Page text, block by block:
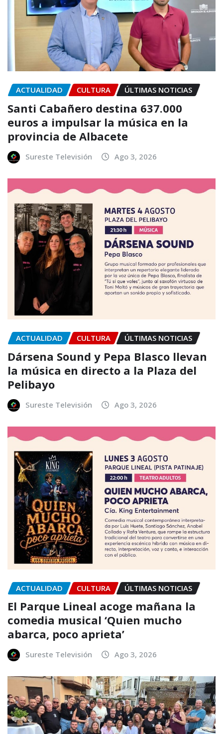
ACTUALIDAD CULTURA ÚLTIMAS NOTICIAS
Santi Cabañero destina 637.000
euros a impulsar la música en la
provincia de Albacete
Sureste Televisión Ago 3, 2026
ACTUALIDAD CULTURA ÚLTIMAS NOTICIAS
Dársena Sound y Pepa Blasco llevan
la música en directo a la Plaza del
Pelibayo
Sureste Televisión Ago 3, 2026
ACTUALIDAD CULTURA ÚLTIMAS NOTICIAS
El Parque Lineal acoge mañana la
comedia musical ‘Quien mucho
abarca, poco aprieta’
Sureste Televisión Ago 3, 2026